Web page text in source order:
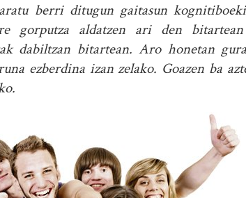
berri ditugun gaitasun
gorputza aldatzen ari den
dabiltzan bitartean. Aro honetan
ezberdina izan zelako. Goazen ba